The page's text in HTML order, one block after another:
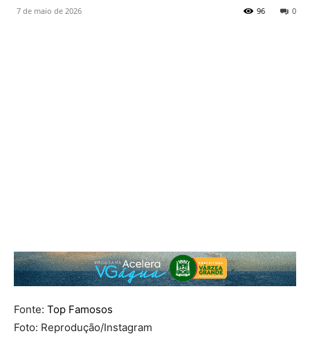
7 de maio de 2026 0
96
Fonte: Top Famosos
Foto: Reprodução/Instagram